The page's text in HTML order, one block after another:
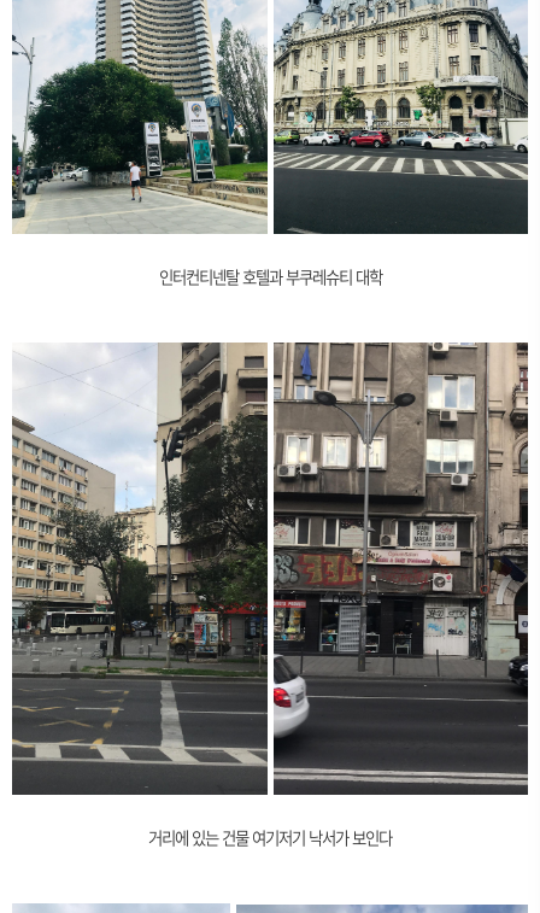
인터컨티넨탈 호텔과 부쿠레슈티 대학
거리에 있는 건물 여기저기 낙서가 보인다